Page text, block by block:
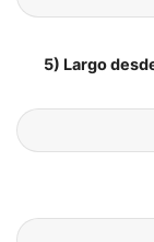
5) Largo